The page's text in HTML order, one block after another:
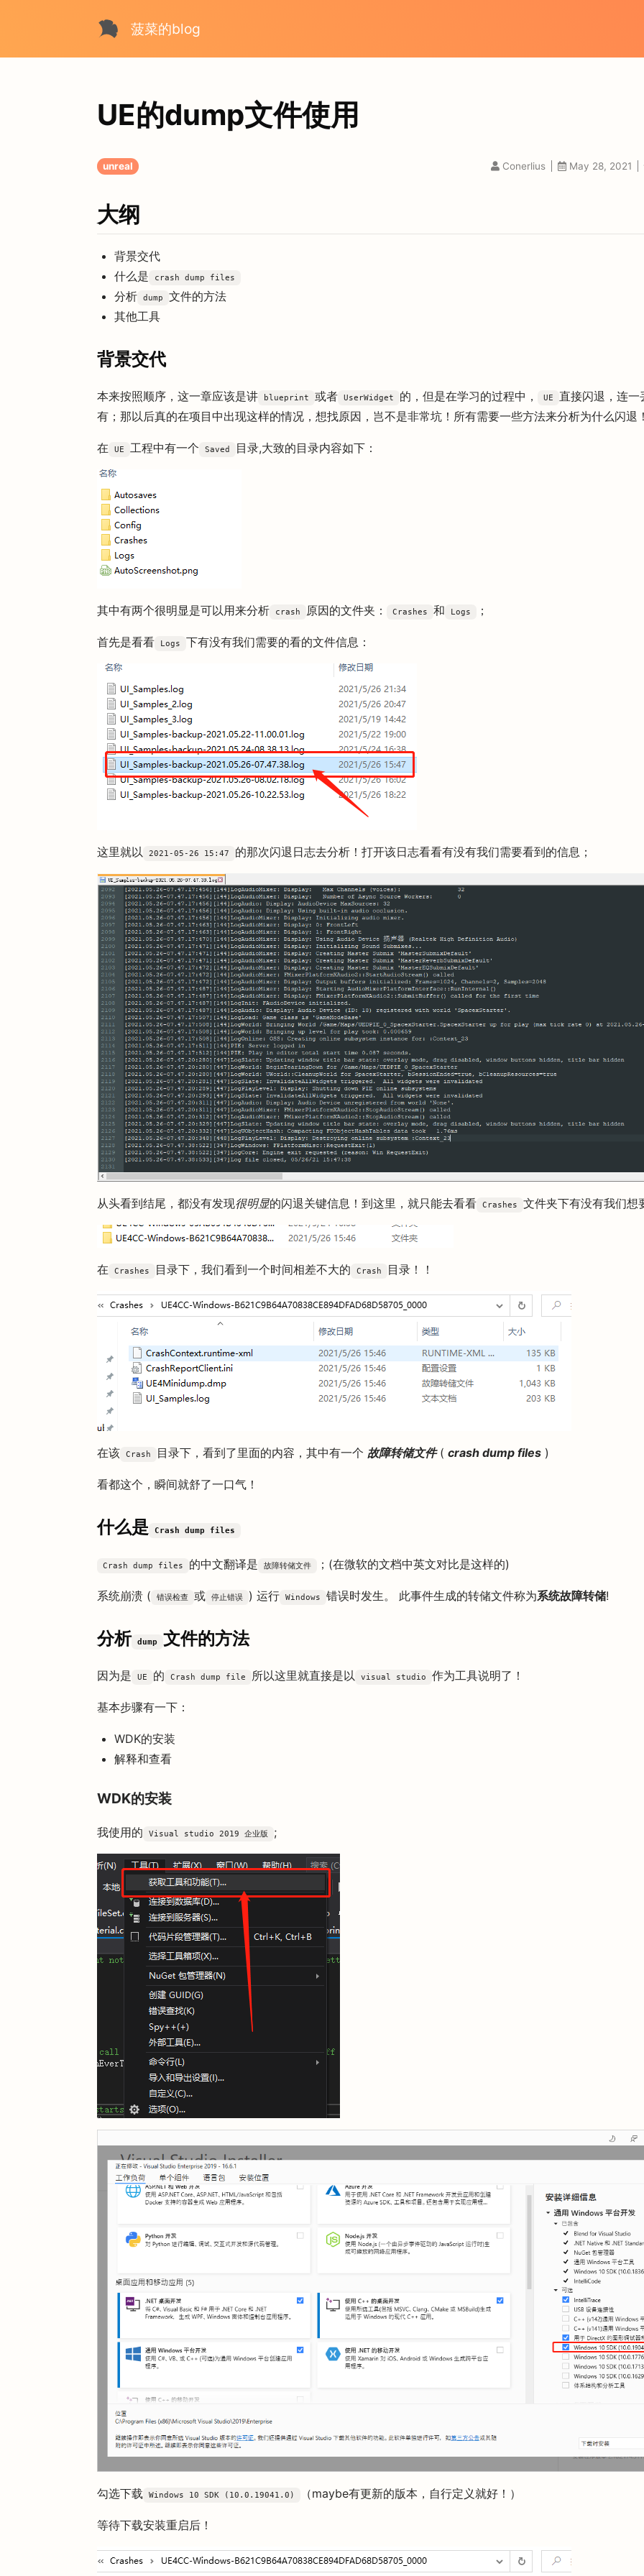
菠菜的blog
UE的dump文件使用
unreal Conerlius May 28, 2021
大纲
背景交代
什么是
crash dump files
分析 dump
文件的方法
其他工具
背景交代
本来按照顺序，这一章应该是讲 blueprint 或者 UserWidget 的，但是在学习的过程中， UE
直接闪退，连一
有；那以后真的在项目中出现这样的情况，想找原因，岂不是非常坑！所有需要一些方法来分析为什么闪退！
在 UE 工程中有一个 Saved 目录,大致的目录内容如下：
其中有两个很明显是可以用来分析 crash 原因的文件夹： Crashes 和 Logs ；
首先是看看 Logs 下有没有我们需要的看的文件信息：
这里就以 2021-05-26 15:47 的那次闪退日志去分析！打开该日志看看有没有我们需要看到的信息；
从头看到结尾，都没有发现很明显的闪退关键信息！到这里，就只能去看看 Crashes 文件夹下有没有我们想
在 Crashes 目录下，我们看到一个时间相差不大的 Crash 目录！！
在该 Crash 目录下，看到了里面的内容，其中有一个 故障转储文件( crash dump files )
看都这个，瞬间就舒了一口气！
什么是 Crash dump files
Crash dump files 的中文翻译是 故障转储文件 ；(在微软的文档中英文对比是这样的)
系统崩溃 ( 错误检查 或 停止错误 ) 运行 Windows 错误时发生。 此事件生成的转储文件称为系统故障转储!
分析 dump 文件的方法
因为是 UE 的 Crash dump file 所以这里就直接是以 visual studio 作为工具说明了！
基本步骤有一下：
WDK的安装
解释和查看
WDK的安装
我使用的 Visual studio 2019 企业版 ;
勾选下载 Windows 10 SDK (10.0.19041.0) （maybe有更新的版本，自行定义就好！）
等待下载安装重启后！